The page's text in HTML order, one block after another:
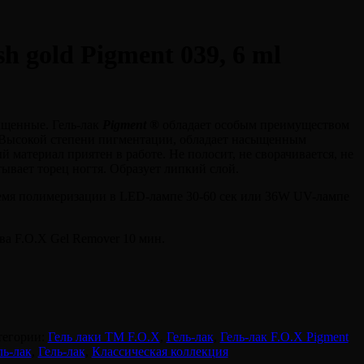
Гель лаки ТМ F.O.X Гель-лак, Гель-лак F.O.X Pigment
лак, Гель-лак, Классическая коллекция